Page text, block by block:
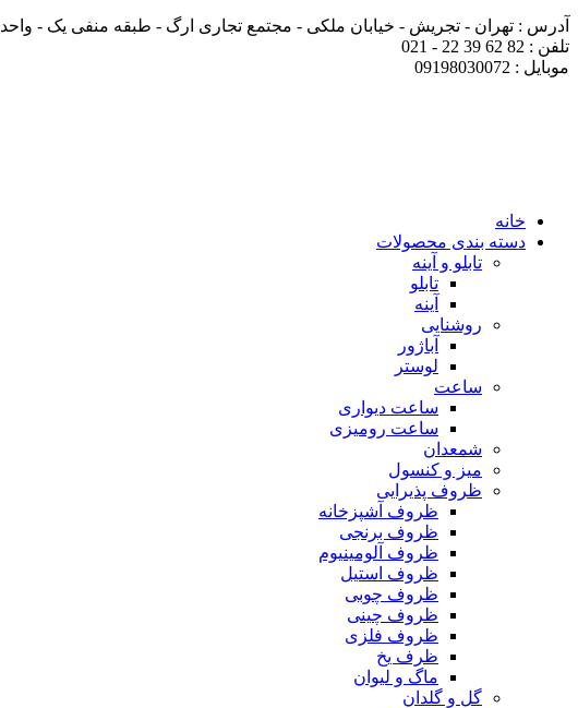
آدرس : تهران - تجریش - خیابان ملکی - مجتمع تجاری ارگ - طبقه منفی یک - واحد 145
تلفن : 82 62 39 22 - 021
موبایل : 09198030072
خانه
دسته بندی محصولات
تابلو و آینه
تابلو
آینه
روشنایی
آباژور
لوستر
ساعت
ساعت دیواری
ساعت رومیزی
شمعدان
میز و کنسول
ظروف پذیرایی
ظروف آشپزخانه
ظروف برنجی
ظروف آلومینیوم
ظروف استیل
ظروف چوبی
ظروف چینی
ظروف فلزی
ظرف یخ
ماگ و لیوان
گل و گلدان